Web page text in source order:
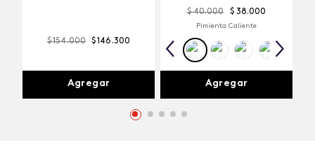
Agregar
$ 40.000 $ 38.000
Pimienta Caliente
Agregar